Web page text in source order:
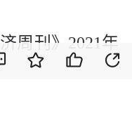
周刊》2021年